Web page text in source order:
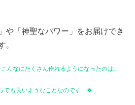
や「神聖なパワー」をお届けでき
。
んなにたくさん作れるようになったのは、
ても良いようなことなのです…🍀